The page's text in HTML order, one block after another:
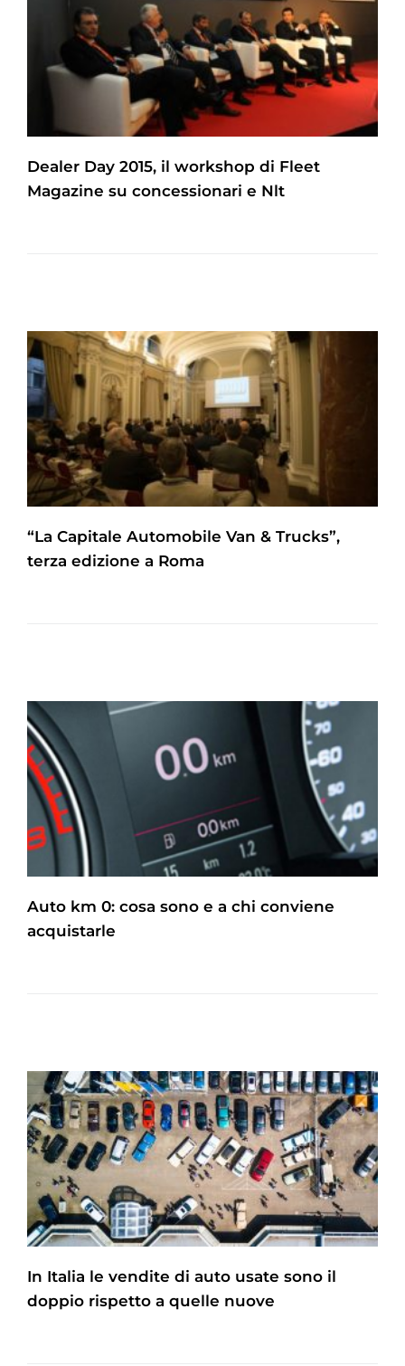
Dealer Day 2015, il workshop di Fleet
Magazine su concessionari e Nlt
“La Capitale Automobile Van & Trucks”,
terza edizione a Roma
Auto km 0: cosa sono e a chi conviene
acquistarle
In Italia le vendite di auto usate sono il
doppio rispetto a quelle nuove